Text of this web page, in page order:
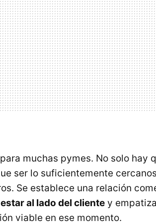
muchas pymes. No solo hay
ser lo suficientemente
Se establece una relación
estar al lado del cliente y
viable en ese momento.